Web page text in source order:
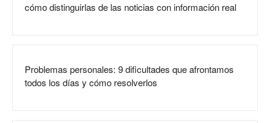
cómo distinguirlas de las noticias con información real
Problemas personales: 9 dificultades que afrontamos
todos los días y cómo resolverlos